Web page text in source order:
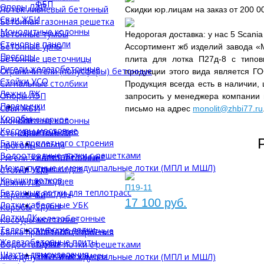
Опоры ЛЭП
Сваи ЖБИ
Монолитные колонны
Стеновые панели
Прогоны
Ригели железобетонные
Стойки УСО
Лежни ЛЖ
Перемычки
Коробы
Косоуры мостовые
Балка пролетного строения
Водоотводные лотки с решетками
Междупутные и междушпальные лотки (МПЛ и МШЛ)
Крышки лотков
Бетонные лотки для теплотрасс
Лотки кабельные УБК
Лотки ЛК
Телескопические лотки
Железобетонные плиты
Шахты дымоудаления
Лоток ливневый бетонный
Бетонная газонная решетка
Бетонные тумбы
Бетонные урны
Бетонные цветочницы
Ограничители (полусферы) бетонные
Сигнальные столбики
Опоры ЛЭП
Сваи ЖБИ
Монолитные колонны
Стеновые панели
Прогоны
Ригели железобетонные
Стойки УСО
Лежни ЛЖ
Перемычки
Коробы
Косоуры мостовые
Балка пролетного строения
Водоотводные лотки с решетками
Междупутные и междушпальные лотки (МПЛ и МШЛ)
ФБП
Инженерное
строительство
Кольца
железобетонные
Крышки для
колодцев
Колодцы
Трубы
железобетонные
Асбестоцементные
трубы
Тепловые камеры
Скидки юр.лицам на заказ от 200
Недорогая доставка: у нас 5
Ассортимент жб изделий завода
плита для лотка П27д-8 с
продукции этого вида является
Продукция всегда есть в
запросить у менеджера
письмо на адрес monolit@zhbi77.ru
П19-11
17 100 руб.